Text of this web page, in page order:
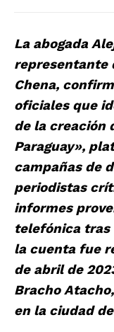
La abogada
representante
Chena,
oficiales que
de la creación
Paraguay»,
campañas de
periodistas
informes
telefónica tras
la cuenta fue
de abril de
Bracho
en la ciudad